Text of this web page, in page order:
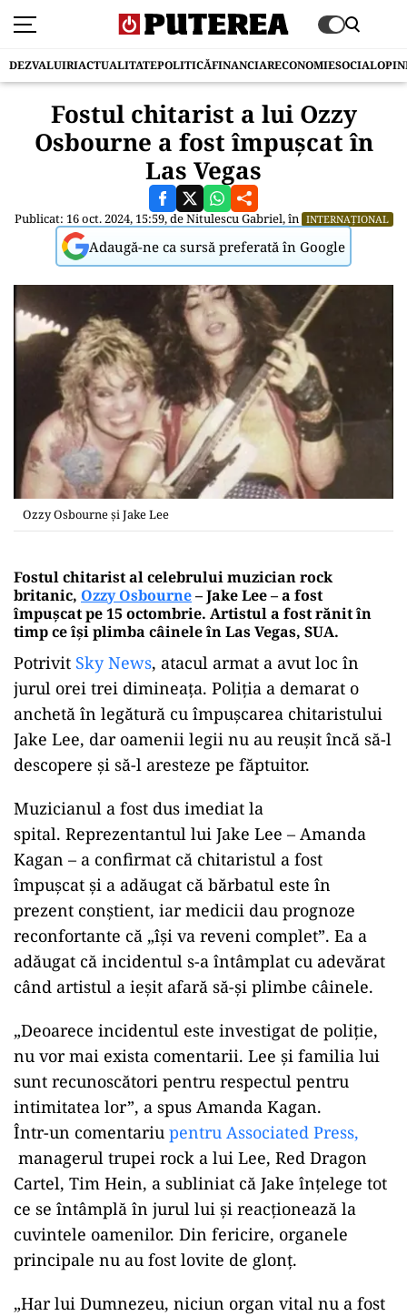
DEZVALUIRIACTUALITATEPOLITICĂFINANCIARECONOMIESOCIAL
Fostul chitarist a lui Ozzy
Osbourne a fost împușcat în
Las Vegas
Publicat: 16 oct. 2024, 15:59, deNitulescu Gabriel, în INTERNAȚIONAL
Adaugă-ne ca sursă preferată în Google
Ozzy Osbourne și Jake Lee
Fostul chitarist al celebrului muzician rock
britanic, Ozzy Osbourne– Jake Lee – a fost
împușcat pe 15 octombrie. Artistul a fost rănit în
timp ce își plimba câinele în Las Vegas, SUA.
Potrivit Sky News, atacul armat a avut loc în
jurul orei trei dimineața. Poliția a demarat o
anchetă în legătură cu împușcarea chitaristului
Jake Lee, dar oamenii legii nu au reușit încă să-l
descopere și să-l aresteze pe făptuitor.
Muzicianul a fost dus imediat la
spital. Reprezentantul lui Jake Lee – Amanda
Kagan – a confirmat că chitaristul a fost
împușcat și a adăugat că bărbatul este în
prezent conștient, iar medicii dau prognoze
reconfortante că „își va reveni complet”. Ea a
adăugat că incidentul s-a întâmplat cu adevărat
când artistul a ieșit afară să-și plimbe câinele.
„Deoarece incidentul este investigat de poliție,
nu vor mai exista comentarii. Lee și familia lui
sunt recunoscători pentru respectul pentru
intimitatea lor”, a spus Amanda Kagan.
Într-un comentariu pentru Associated Press,
managerul trupei rock a lui Lee, Red Dragon
Cartel, Tim Hein, a subliniat că Jake înțelege tot
ce se întâmplă în jurul lui și reacționează la
cuvintele oamenilor. Din fericire, organele
principale nu au fost lovite de glonț.
„Har lui Dumnezeu, niciun organ vital nu a fost